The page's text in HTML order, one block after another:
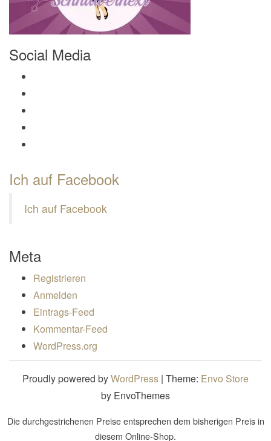
Social Media
Ich auf Facebook
Ich auf Facebook
Meta
Registrieren
Anmelden
Eintrags-Feed
Kommentar-Feed
WordPress.org
Proudly powered byWordPress | Theme: Envo Store
by EnvoThemes
Die durchgestrichenen Preise entsprechen dem bisherigen Preis in
diesem Online-Shop.